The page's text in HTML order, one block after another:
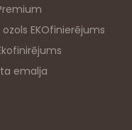
EKOfinierējums
emalja